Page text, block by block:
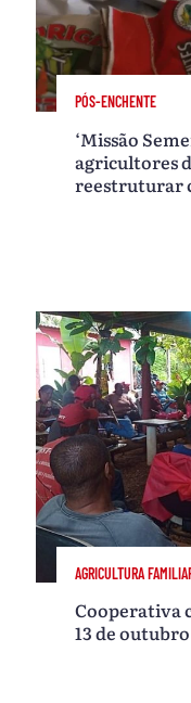
PÓS-ENCHENTE
‘Missão
agricultores
reestruturar
AGRICULTURA
Cooperativa
13 de outubro